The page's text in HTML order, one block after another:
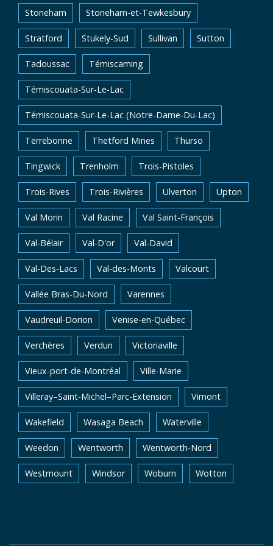
Stoneham Stoneham-et-Tewkesbury
Stratford Stukely-Sud Sullivan Sutton
Tadoussac Témiscaming
Témiscouata-Sur-Le-Lac
Témiscouata-Sur-Le-Lac (Notre-Dame-Du-Lac)
Terrebonne Thetford Mines Thurso
Tingwick Trenholm Trois-Pistoles
Trois-Rives Trois-Rivières Ulverton Upton
Val Morin Val Racine Val Saint-François
Val-Bélair Val-D'or Val-David
Val-Des-Lacs Val-des-Monts Valcourt
Vallée Bras-Du-Nord Varennes
Vaudreuil-Dorion Venise-en-Québec
Verchères Verdun Victoriaville
Vieux-port-de-Montréal Ville-Marie
Villeray–Saint-Michel–Parc-Extension Vimont
Wakefield Wasaga Beach Waterville
Weedon Wentworth Wentworth-Nord
Westmount Windsor Woburn Wotton